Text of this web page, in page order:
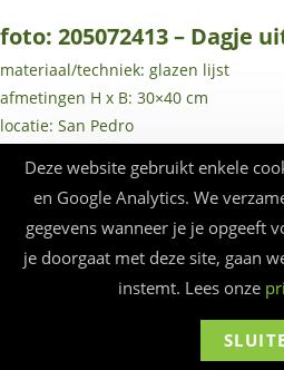
foto: 205072413 – Dagje
materiaal/techniek: glazen lijst
afmetingen H x B: 30×40 cm
locatie: San Pedro
© Beauforthuis 2026 -
Deze website gebruikt enkele
en Google Analytics. We
gegevens wanneer je je opgeeft
je doorgaat met deze site, gaan
instemt. Lees onze